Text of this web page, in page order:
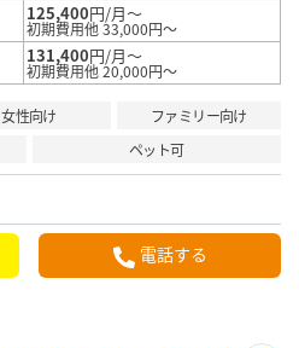
125,400円/月～
初期費用他 33,000円～
131,400円/月～
初期費用他 20,000円～
女性向け
ファミリー向け
ペット可
電話する